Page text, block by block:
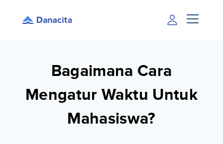
Bagaimana Cara
Mengatur Waktu Untuk
Mahasiswa?